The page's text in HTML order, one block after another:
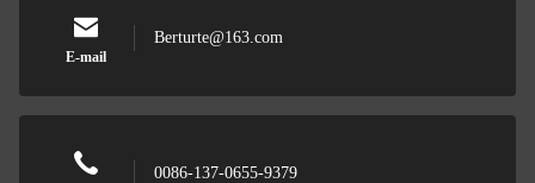
E-mail
Berturte@163.com
0086-137-0655-9379